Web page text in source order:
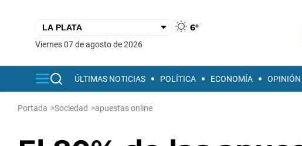
6°
viernes 07 de agosto de 2026
ÚLTIMAS NOTICIAS POLÍTICA ECONOMÍA OPINIÓN
Portada >Sociedad >apuestas online